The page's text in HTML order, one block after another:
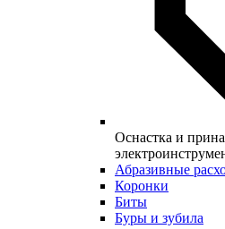
Оснастка и
Абразивные
Коронки
Биты
Буры и зубила